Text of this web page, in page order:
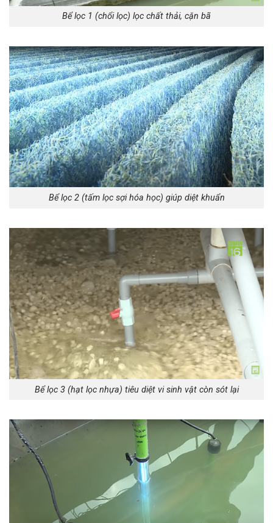
Bể lọc 1 (chổi lọc) lọc chất thải, cặn bã
Bể lọc 2 (tấm lọc sợi hóa học) giúp diệt khuẩn
Bể lọc 3 (hạt lọc nhựa) tiêu diệt vi sinh vật còn sót lại